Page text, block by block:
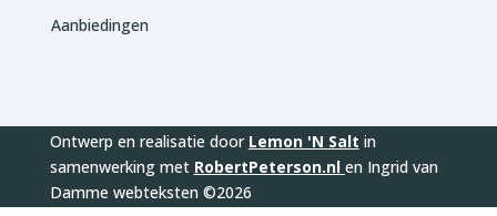
Aanbiedingen
Ontwerp en realisatie door Lemon 'N Salt in
samenwerking met RobertPeterson.nl en Ingrid van
Damme webteksten ©2026